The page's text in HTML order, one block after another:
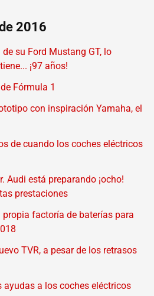
2016
su Ford Mustang GT, lo
¡97 años!
Fórmula 1
con inspiración Yamaha, el
de cuando los coches eléctricos
Audi está preparando ¡ocho!
prestaciones
factoría de baterías para
TVR, a pesar de los retrasos
ayudas a los coches eléctricos